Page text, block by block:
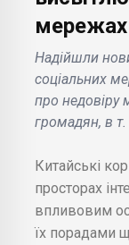
Надійшли
соціальних
про недовіру
громадян, в т.
Китайські
просторах
впливовим
їх порадами